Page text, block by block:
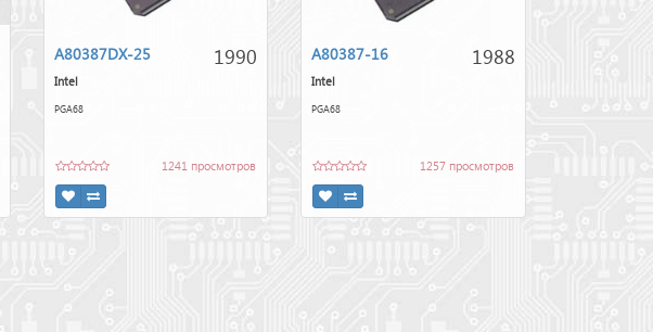
1990
A80387DX-25
Intel
PGA68
1241 просмотров
1988
A80387-16
Intel
PGA68
1257 просмотров